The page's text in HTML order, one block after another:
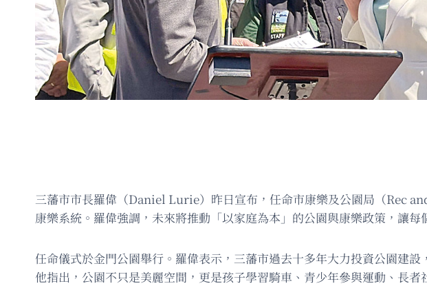
三藩市市長羅偉（Daniel Lurie）昨日宣布，任命市康樂及公園局（Rec
康樂系統。羅偉強調，未來將推動「以家庭為本」的公園與康樂政策，讓
任命儀式於金門公園舉行。羅偉表示，三藩市過去十多年大力投資公園建
他指出，公園不只是美麗空間，更是孩子學習騎車、青少年參與運動、長者